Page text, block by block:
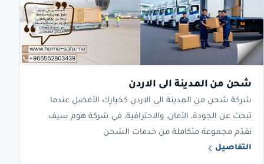
شحن من المدينة الى الاردن
شركة شحن من المدينة الى الاردن كخيارك الأفضل عندما
تبحث عن الجودة، الأمان، والاحترافية، في شركة هوم سيف
نقدّم مجموعة متكاملة من خدمات الشحن
التفاصيل